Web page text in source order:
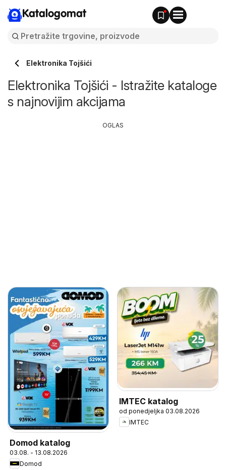
Katalogomat
Elektronika Tojšići
Elektronika Tojšići - Istražite kataloge
s najnovijim akcijama
Domod katalog
03.08. - 13.08.2026
Domod
IMTEC katalog
od ponedjeljka 03.08.2026
IMTEC
OGLAS